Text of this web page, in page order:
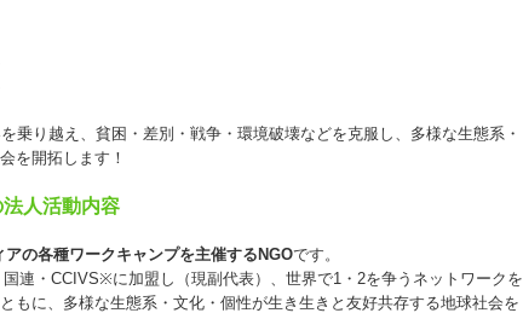
乗り越え、貧困・差別・戦争・環境破壊などを克服し、多様な生態系・
を開拓します！
人活動内容
の各種ワークキャンプを主催するNGOです。
連・CCIVS※に加盟し（現副代表）、世界で1・2を争うネットワークを
もに、多様な生態系・文化・個性が生き生きと友好共存する地球社会を